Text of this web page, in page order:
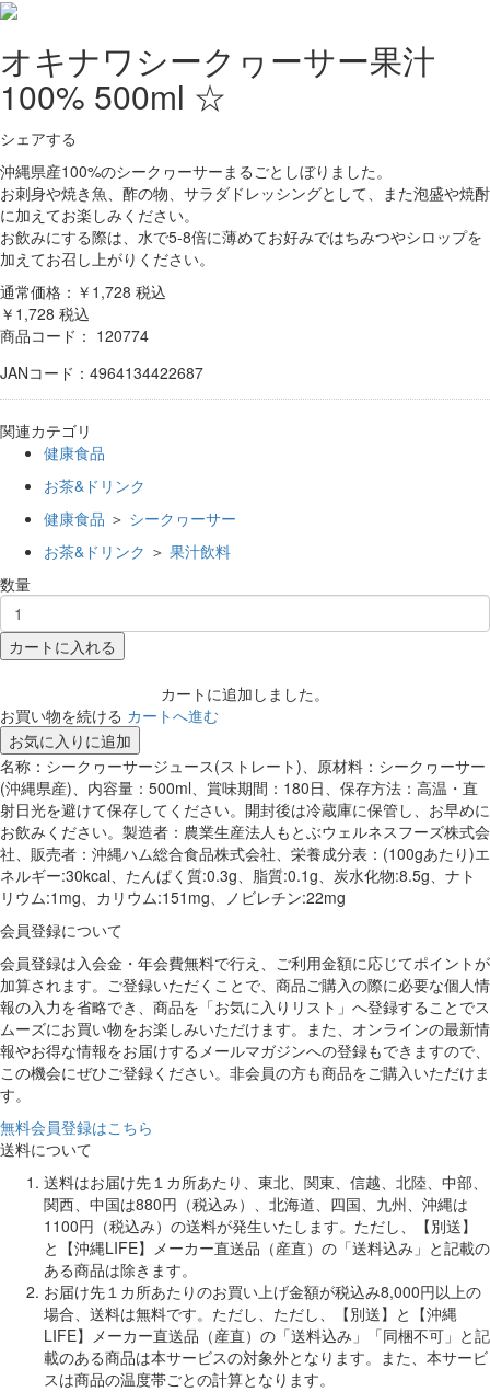
オキナワシークヮーサー果汁
100% 500ml ☆
シェアする
沖縄県産100%のシークヮーサーまるごとしぼりました。
お刺身や焼き魚、酢の物、サラダドレッシングとして、また泡盛や焼酎
に加えてお楽しみください。
お飲みにする際は、水で5-8倍に薄めてお好みではちみつやシロップを
加えてお召し上がりください。
通常価格：￥1,728 税込
￥1,728 税込
商品コード： 120774
JANコード：4964134422687
関連カテゴリ
健康食品
お茶&ドリンク
健康食品 ＞ シークヮーサー
お茶&ドリンク ＞ 果汁飲料
数量
カートに入れる
カートに追加しました。
お買い物を続ける カートへ進む
お気に入りに追加
名称：シークヮーサージュース(ストレート)、原材料：シークヮーサー
(沖縄県産)、内容量：500ml、賞味期間：180日、保存方法：高温・直
射日光を避けて保存してください。開封後は冷蔵庫に保管し、お早めに
お飲みください。製造者：農業生産法人もとぶウェルネスフーズ株式会
社、販売者：沖縄ハム総合食品株式会社、栄養成分表：(100gあたり)エ
ネルギー:30kcal、たんぱく質:0.3g、脂質:0.1g、炭水化物:8.5g、ナト
リウム:1mg、カリウム:151mg、ノビレチン:22mg
会員登録について
会員登録は入会金・年会費無料で行え、ご利用金額に応じてポイントが
加算されます。ご登録いただくことで、商品ご購入の際に必要な個人情
報の入力を省略でき、商品を「お気に入りリスト」へ登録することでス
ムーズにお買い物をお楽しみいただけます。また、オンラインの最新情
報やお得な情報をお届けするメールマガジンへの登録もできますので、
この機会にぜひご登録ください。非会員の方も商品をご購入いただけま
す。
無料会員登録はこちら
送料について
送料はお届け先１カ所あたり、東北、関東、信越、北陸、中部、
関西、中国は880円（税込み）、北海道、四国、九州、沖縄は
1100円（税込み）の送料が発生いたします。ただし、【別送】
と【沖縄LIFE】メーカー直送品（産直）の「送料込み」と記載の
ある商品は除きます。
お届け先１カ所あたりのお買い上げ金額が税込み8,000円以上の
場合、送料は無料です。ただし、ただし、【別送】と【沖縄
LIFE】メーカー直送品（産直）の「送料込み」「同梱不可」と記
載のある商品は本サービスの対象外となります。また、本サービ
スは商品の温度帯ごとの計算となります。